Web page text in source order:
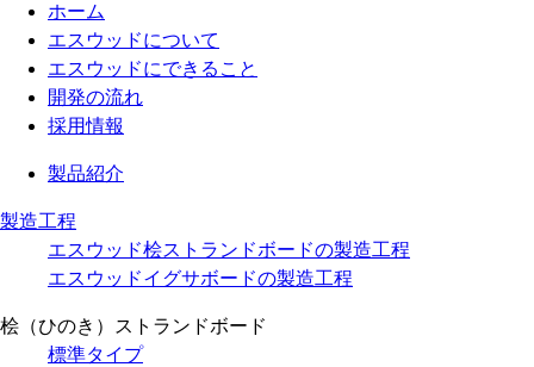
ホーム
エスウッドについて
エスウッドにできること
開発の流れ
採用情報
製品紹介
製造工程
エスウッド桧ストランドボードの製造工程
エスウッドイグサボードの製造工程
桧（ひのき）ストランドボード
標準タイプ